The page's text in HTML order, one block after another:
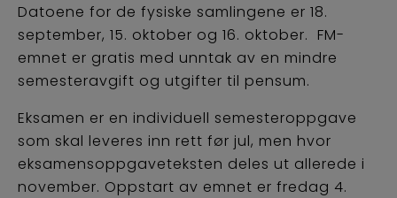
Datoene for de fysiske samlingene er 18.
september, 15. oktober og 16. oktober. FM-
emnet er gratis med unntak av en mindre
semesteravgift og utgifter til pensum.
Eksamen er en individuell semesteroppgave
som skal leveres inn rett før jul, men hvor
eksamensoppgaveteksten deles ut allerede i
november. Oppstart av emnet er fredag 4.